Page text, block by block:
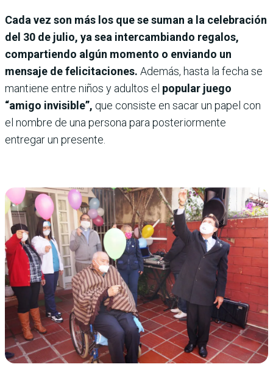
Cada vez son más los que se suman a la celebración
del 30 de julio, ya sea intercambiando regalos,
compartiendo algún momento o enviando un
mensaje de felicitaciones. Además, hasta la fecha se
mantiene entre niños y adultos el popular juego
“amigo invisible”, que consiste en sacar un papel con
el nombre de una persona para posteriormente
entregar un presente.